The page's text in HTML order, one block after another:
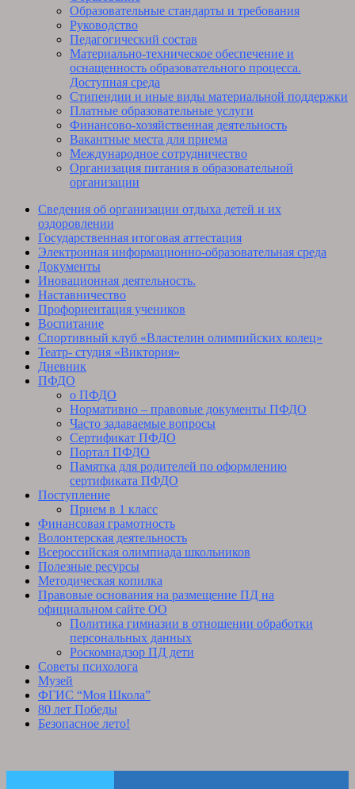
Образовательные стандарты и требования
Руководство
Педагогический состав
Материально-техническое обеспечение и
оснащенность образовательного процесса.
Доступная среда
Стипендии и иные виды материальной поддержки
Платные образовательные услуги
Финансово-хозяйственная деятельность
Вакантные места для приема
Международное сотрудничество
Организация питания в образовательной
организации
Сведения об организации отдыха детей и их
оздоровлении
Государственная итоговая аттестация
Электронная информационно-образовательная среда
Документы
Иновационная деятельность.
Наставничество
Профориентация учеников
Воспитание
Спортивный клуб «Властелин олимпийских колец»
Театр- студия «Виктория»
Дневник
ПФДО
о ПФДО
Нормативно – правовые документы ПФДО
Часто задаваемые вопросы
Сертификат ПФДО
Портал ПФДО
Памятка для родителей по оформлению
сертификата ПФДО
Поступление
Прием в 1 класс
Финансовая грамотность
Волонтерская деятельность
Всероссийская олимпиада школьников
Полезные ресурсы
Методическая копилка
Правовые основания на размещение ПД на
официальном сайте ОО
Политика гимназии в отношении обработки
персональных данных
Роскомнадзор ПД дети
Советы психолога
Музей
ФГИС “Моя Школа”
80 лет Победы
Безопасное лето!